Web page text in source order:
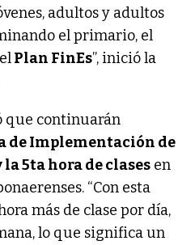
adultos y adultos
el primario, el
Plan FinEs”, inició la
que continuarán
de Implementación de
5ta hora de clases en
“Con esta
más de clase por día,
lo que significa un